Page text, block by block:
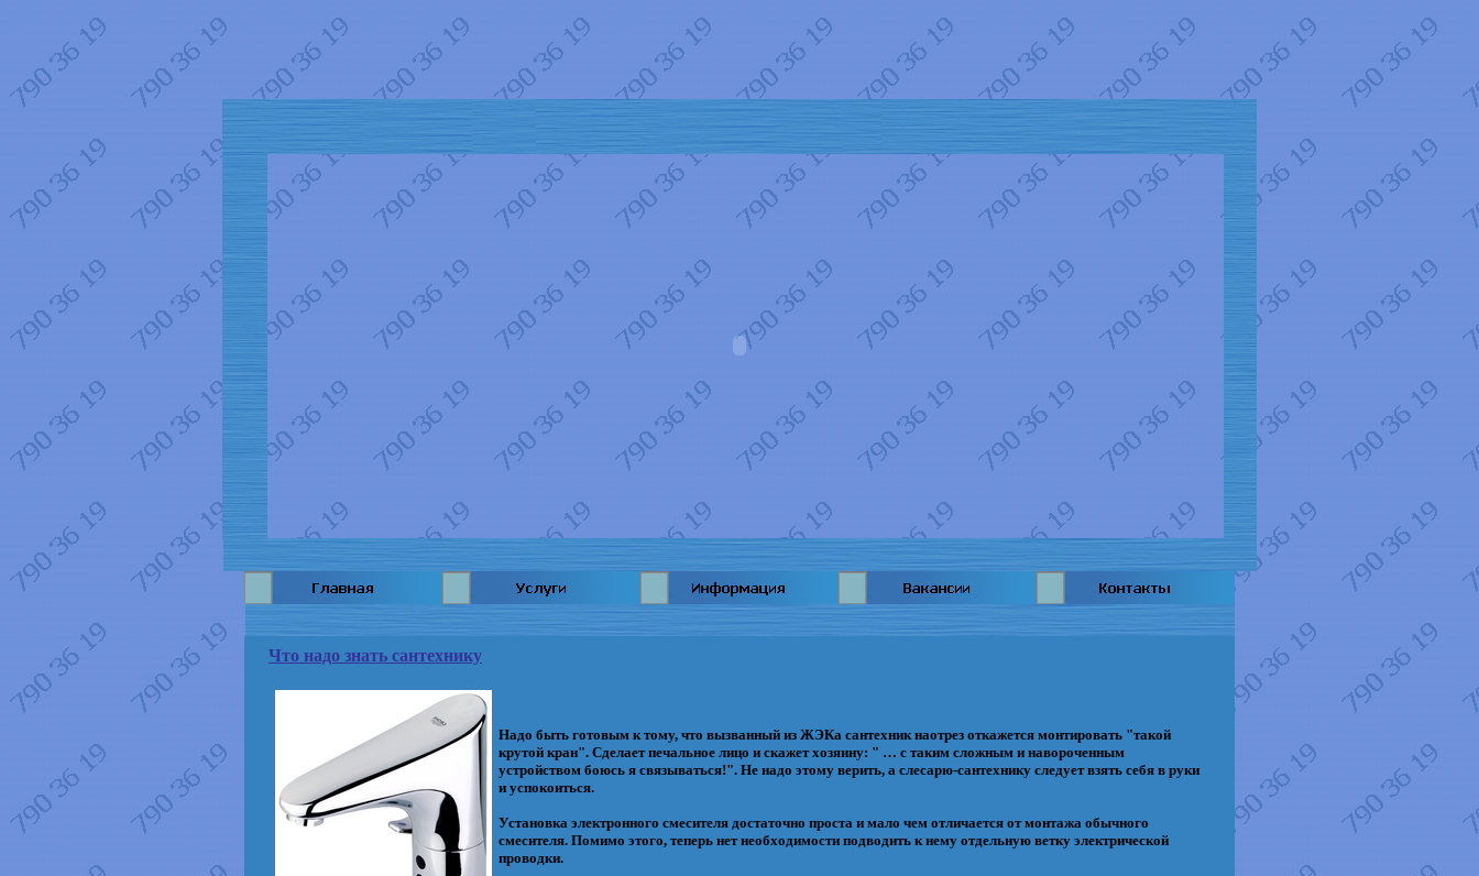
Надо быть готовым к тому, что вызванный из ЖЭКа сантехник наотрез откажется монтировать "такой
крутой кран". Сделает печальное лицо и скажет хозяину: " … с таким сложным и навороченным
устройством боюсь я связываться!". Не надо этому верить, а слесарю-сантехнику следует взять себя в руки
и успокоиться.
Установка электронного смесителя достаточно проста и мало чем отличается от монтажа обычного
смесителя. Помимо этого, теперь нет необходимости подводить к нему отдельную ветку электрической
проводки.
Что надо знать сантехнику